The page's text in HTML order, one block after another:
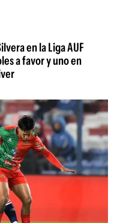
en la Liga AUF
a favor y uno en